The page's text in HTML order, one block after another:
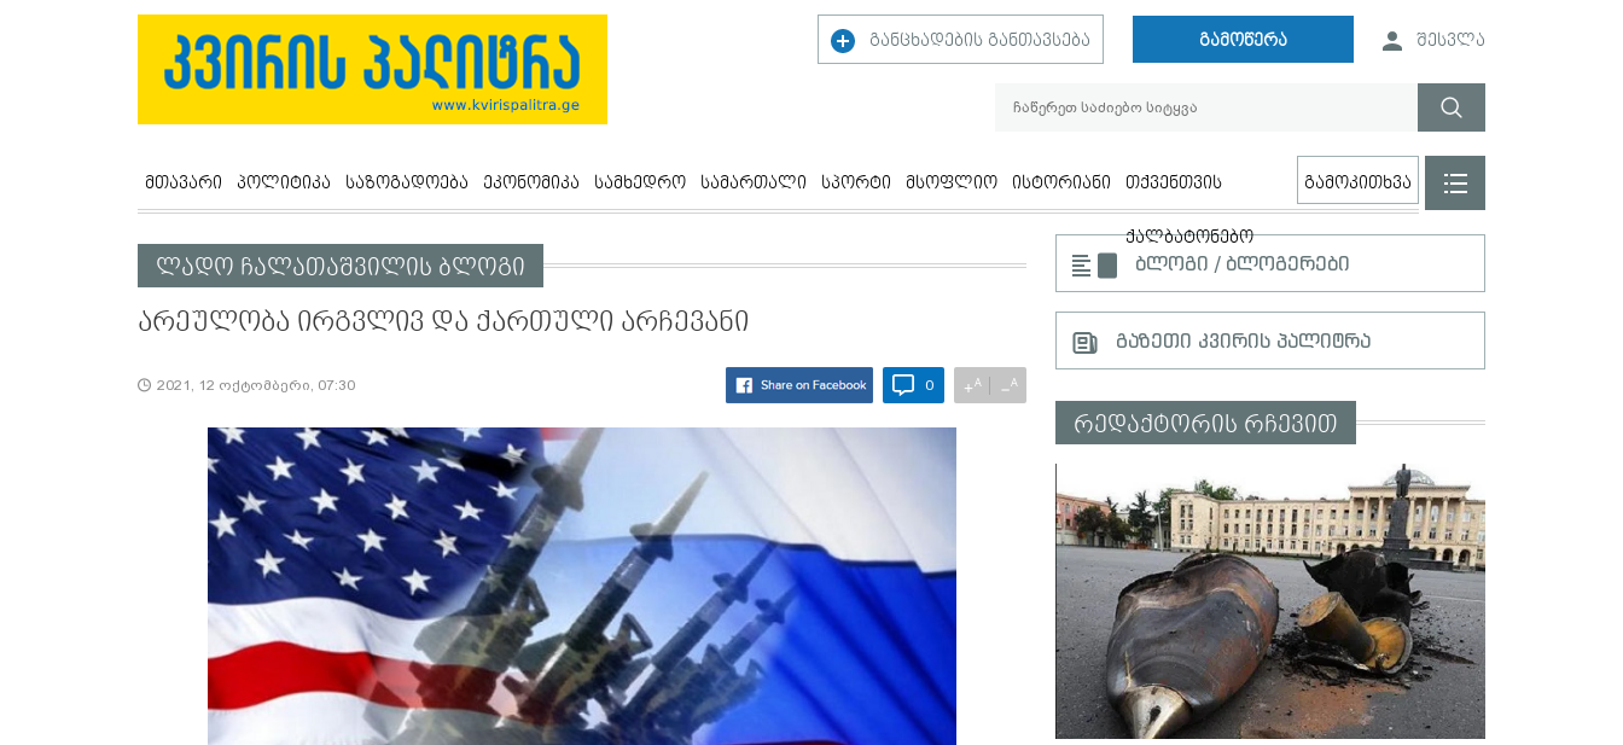
განცხადების განთავსება გამოწერა შესვლა
მთავარი პოლიტიკა საზოგადოება ეკონომიკა სამხედრო სამართალი სპორტი მსოფლიო ისტორიანი თქვენთვის
ქალბატონებო
გამოკითხვა
ლადო ჩალათაშვილის ბლოგი
არეულობა ირგვლივ და ქართული არჩევანი
2021, 12 ოქტომბერი, 07:30 0 +A −A
ბლოგი / ბლოგერები
გაზეთი კვირის პალიტრა
რედაქტორის რჩევით